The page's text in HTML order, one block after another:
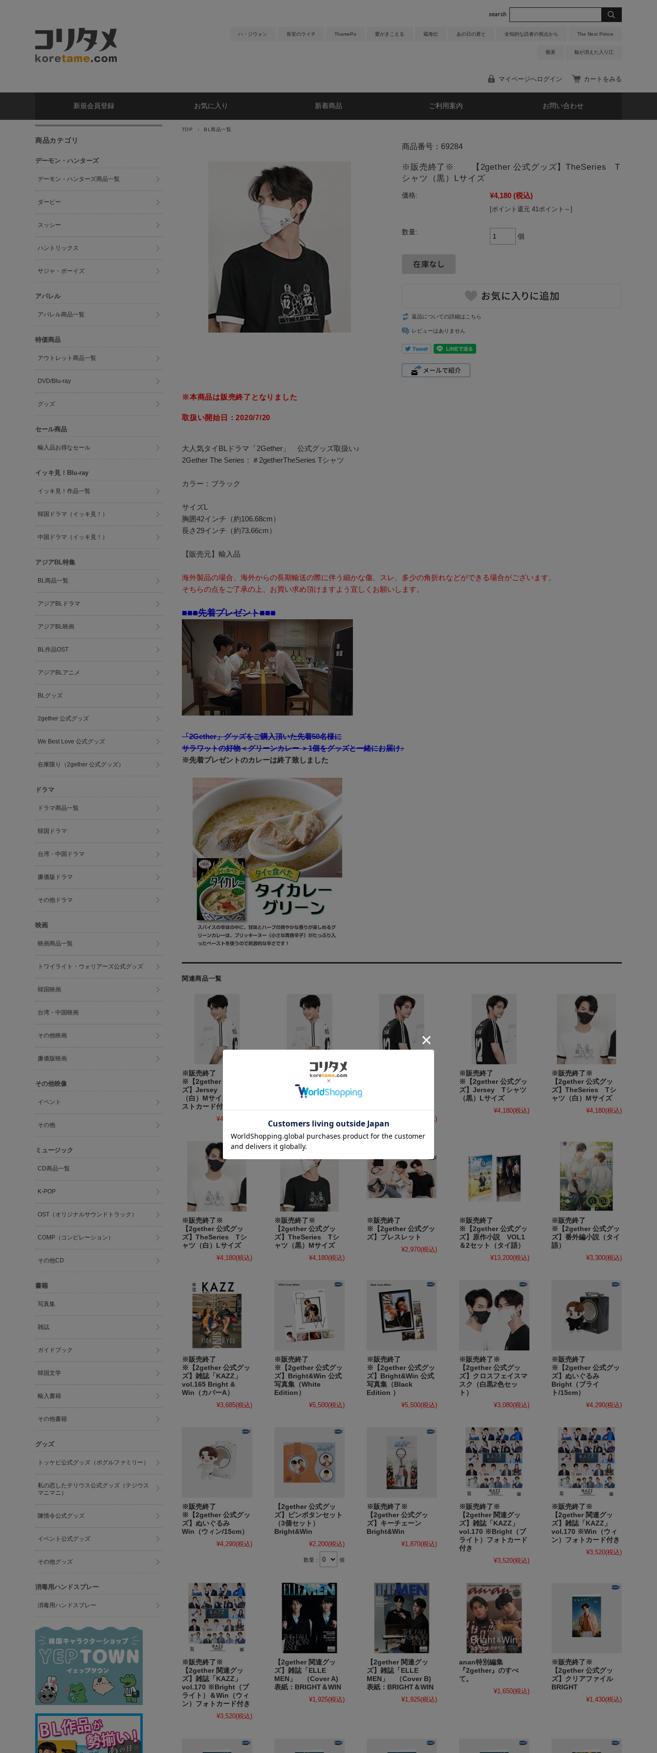
ハ・ジウォン 長安のライチ ThamePo 愛がきこえる 蔵海伝 あの日の君と 全知的な読者の視点から The Next Prince
垂涎 鯨が消えた入り江
マイページへログイン カートをみる
新規会員登録 お気に入り 新着商品 ご利用案内 お問い合わせ
TOP BL商品一覧
商品番号：69284
※販売終了※ 【2gether 公式グッズ】TheSeries T
シャツ（黒）Lサイズ
価格: ¥4,180 (税込)
[ポイント還元 41ポイント～]
数量:
個
返品についての詳細はこちら
レビューはありません
※本商品は販売終了となりました
取扱い開始日：2020/7/20
大人気タイBLドラマ「2Gether」 公式グッズ取扱い♪
2Gether The Series：＃2getherTheSeries Tシャツ
カラー：ブラック
サイズL
胸囲42インチ（約106.68cm）
長さ29インチ（約73.66cm）
【販売元】輸入品
海外製品の場合、海外からの長期輸送の際に伴う細かな傷、スレ、多少の角折れなどができる場合がございます。
そちらの点をご了承の上、お買い求め頂けますよう宜しくお願いします。
■■■先着プレゼント■■■
「2Gether」グッズをご購入頂いた先着50名様に
サラワットの好物＜グリーンカレー ＞1個をグッズと一緒にお届け♪
※先着プレゼントのカレーは終了致しました
関連商品一覧
※販売終了
※【2gether 公式グッ
ズ】Jersey Tシャツ
（白）Mサイズ ※ポ
ストカード付き
¥4,180
※【2gether 公式グッ
ズ】Jersey Tシャツ
（白）Lサイズ
¥4,180(税込)
(税込)
※販売終了
※【2gether 公式グッ
ズ】Jersey Tシャツ
（黒）Lサイズ
¥4,180(税込)
※販売終了※
【2gether 公式グッ
ズ】TheSeries Tシ
ャツ（白）Mサイズ
¥4,180(税込)
※販売終了※
【2gether 公式グッ
ズ】TheSeries Tシ
ャツ（白）Lサイズ
¥4,180(税込)
※販売終了※
【2gether 公式グッ
ズ】TheSeries Tシ
ャツ（黒）Mサイズ
¥4,180(税込)
※販売終了
※【2gether 公式グッ
ズ】ブレスレット
¥2,970(税込)
※販売終了
※【2gether 公式グッ
ズ】原作小説 VOL1
＆2セット（タイ語）
¥13,200(税込)
※販売終了
※【2gether 公式グッ
ズ】番外編小説（タイ
語）
¥3,300(税込)
※販売終了
※【2gether 公式グッ
ズ】雑誌「KAZZ」
vol.165 Bright &
Win（カバーA）
¥3,685(税込)
※販売終了
※【2gether 公式グッ
ズ】Bright&Win 公式
写真集（White
Edition）
¥5,500(税込)
※販売終了
※【2gether 公式グッ
ズ】Bright&Win 公式
写真集（Black
Edition ）
¥5,500(税込)
※販売終了※
【2gether 公式グッ
ズ】クロスフェイスマ
スク（白黒2色セッ
ト）
¥3,080(税込)
※販売終了
※【2gether 公式グッ
ズ】ぬいぐるみ
Bright（ブライ
ト/15cm）
¥4,290(税込)
※販売終了
※【2gether 公式グッ
ズ】ぬいぐるみ
Win（ウィン/15cm）
¥4,290(税込)
【2gether 公式グッ
ズ】ピンボタンセット
（3個セット）
Bright&Win
¥2,200(税込)
数量： 個
※販売終了※
【2gether 公式グッ
ズ】キーチェーン
Bright&Win
¥1,870(税込)
※販売終了※
【2gether 関連グッ
ズ】雑誌「KAZZ」
vol.170 ※Bright（ブ
ライト）フォトカード
付き
¥3,520(税込)
※販売終了※
【2gether 関連グッ
ズ】雑誌「KAZZ」
vol.170 ※Win（ウィ
ン）フォトカード付き
¥3,520(税込)
※販売終了※
【2gether 関連グッ
ズ】雑誌「KAZZ」
vol.170 ※Bright（ブ
ライト）＆Win（ウィ
ン）フォトカード付き
¥3,520(税込)
【2gether 関連グッ
ズ】雑誌「ELLE
MEN」 （Cover A)
表紙：BRIGHT＆WIN
¥1,925(税込)
【2gether 関連グッ
ズ】雑誌「ELLE
MEN」 （Cover B)
表紙：BRIGHT＆WIN
¥1,925(税込)
anan特別編集
『2gether』のすべ
て。
¥1,650(税込)
※販売終了※
【2gether 公式グッ
ズ】クリアファイル
BRIGHT
¥1,430(税込)
商品カテゴリ
デーモン・ハンターズ
デーモン・ハンターズ商品一覧
ダーピー
スッシー
ハントリックス
サジャ・ボーイズ
アパレル
アパレル商品一覧
特価商品
アウトレット商品一覧
DVD/Blu-ray
グッズ
セール商品
輸入品お得なセール
イッキ見！Blu-ray
イッキ見！作品一覧
韓国ドラマ（イッキ見！）
中国ドラマ（イッキ見！）
アジアBL特集
BL商品一覧
アジアBLドラマ
アジアBL映画
BL作品OST
アジアBLアニメ
BLグッズ
2gether 公式グッズ
We Best Love 公式グッズ
在庫限り（2gether 公式グッズ）
ドラマ
ドラマ商品一覧
韓国ドラマ
台湾・中国ドラマ
廉価版ドラマ
その他ドラマ
映画
映画商品一覧
トワイライト・ウォリアーズ公式グッズ
韓国映画
台湾・中国映画
その他映画
廉価版映画
その他映像
イベント
その他
ミュージック
CD商品一覧
K-POP
OST（オリジナルサウンドトラック）
COMP（コンピレーション）
その他CD
書籍
写真集
雑誌
ガイドブック
韓国文学
輸入書籍
その他書籍
グッズ
トッケビ公式グッズ（ボグルファミリー）
私の恋したテリウス公式グッズ（テジウス
マニマニ）
陳情令公式グッズ
イベント公式グッズ
その他グッズ
消毒用ハンドスプレー
消毒用ハンドスプレー